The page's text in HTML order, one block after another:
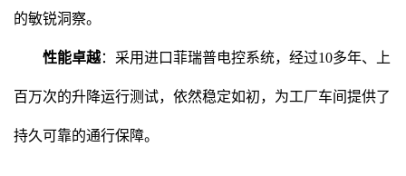
的敏锐洞察。
性能卓越：采用进口菲瑞普电控系统，经过10多年、上
百万次的升降运行测试，依然稳定如初，为工厂车间提供了
持久可靠的通行保障。